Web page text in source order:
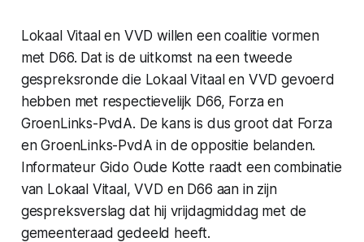
Lokaal Vitaal en VVD willen een coalitie vormen
met D66. Dat is de uitkomst na een tweede
gespreksronde die Lokaal Vitaal en VVD gevoerd
hebben met respectievelijk D66, Forza en
GroenLinks-PvdA. De kans is dus groot dat Forza
en GroenLinks-PvdA in de oppositie belanden.
Informateur Gido Oude Kotte raadt een combinatie
van Lokaal Vitaal, VVD en D66 aan in zijn
gespreksverslag dat hij vrijdagmiddag met de
gemeenteraad gedeeld heeft.